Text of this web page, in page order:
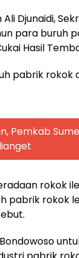
Djunaidi,
para buruh
Hasil
pabrik rokok
Pemkab
rokok
pabrik rokok